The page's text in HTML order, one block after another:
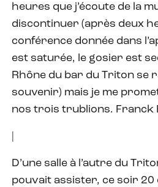
heures que j’écoute de la
discontinuer (après deux
conférence donnée dans
est saturée, le gosier est
Rhône du bar du Triton se
souvenir) mais je me
nos trois trublions. Franck
D’une salle à l’autre du
pouvait assister, ce soir 20